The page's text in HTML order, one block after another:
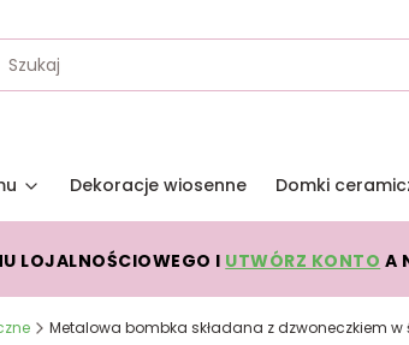
Dekoracje wiosenne Domki
LOJALNOŚCIOWEGO I UTWÓRZ KONTO A
Metalowa bombka składana z dzwoneczkiem w